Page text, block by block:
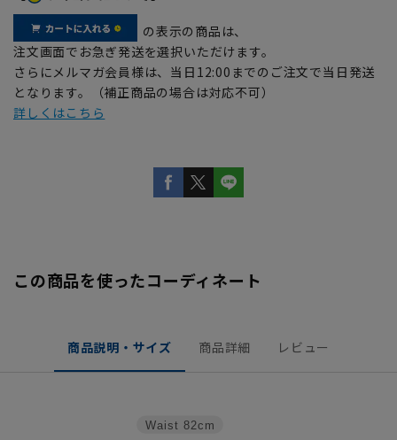
の表示の商品は、
注文画面でお急ぎ発送を選択いただけます。
さらにメルマガ会員様は、当日12:00までのご注文で当日発送
となります。（補正商品の場合は対応不可）
詳しくはこちら
この商品を使ったコーディネート
商品説明・サイズ 商品詳細 レビュー
Waist 82cm